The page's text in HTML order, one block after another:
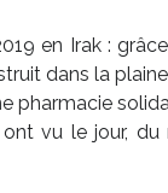
en Irak :
dans la
pharmacie
vu le jour, du